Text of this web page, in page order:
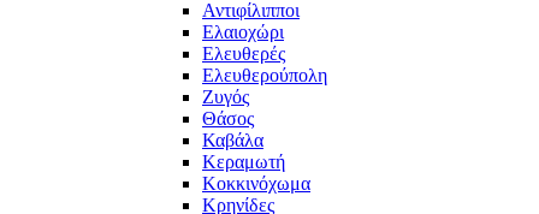
Αντιφίλιπποι
Ελαιοχώρι
Ελευθερές
Ελευθερούπολη
Ζυγός
Θάσος
Καβάλα
Κεραμωτή
Κοκκινόχωμα
Κρηνίδες